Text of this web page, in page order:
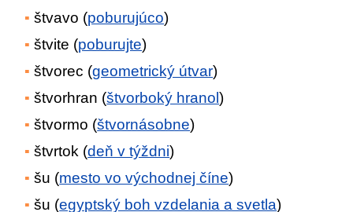
štvavo (poburujúco)
štvite (poburujte)
štvorec (geometrický útvar)
štvorhran (štvorboký hranol)
štvormo (štvornásobne)
štvrtok (deň v týždni)
šu (mesto vo východnej číne)
šu (egyptský boh vzdelania a svetla)